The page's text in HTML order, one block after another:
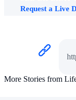
Request a Live
More Stories from